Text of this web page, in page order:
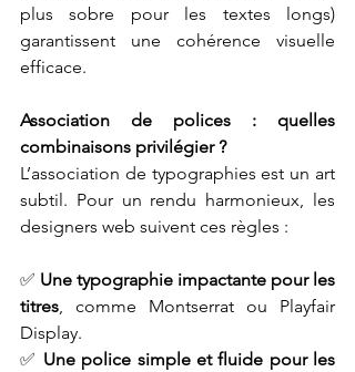
plus sobre pour les textes longs)
garantissent une cohérence visuelle
efficace.
Association de polices : quelles
combinaisons privilégier ?
L’association de typographies est un art
subtil. Pour un rendu harmonieux, les
designers web suivent ces règles :
✅ Une typographie impactante pour les
titres, comme Montserrat ou Playfair
Display.
✅ Une police simple et fluide pour les